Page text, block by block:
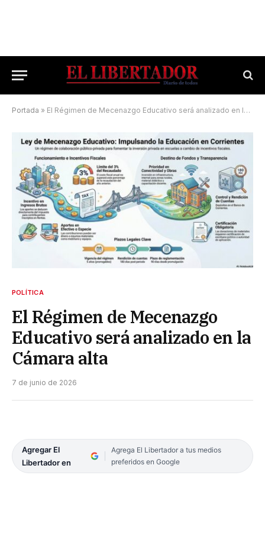
Portada » El Régimen de Mecenazgo Educativo será analizado en la Cámara alta
POLÍTICA
El Régimen de Mecenazgo
Educativo será analizado en la
Cámara alta
7 de junio de 2026
Agregar El
Libertador en
Agrega El Libertador a tus medios
preferidos en Google